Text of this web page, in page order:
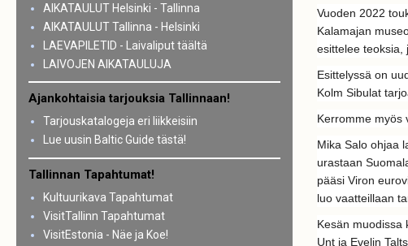
Vuoden 2022
Kalamajan
esittelee teoksia,
Esittelyssä on
Kolm Sibulat
Kerromme myös
Mika Salo ohjaa
urastaan
pääsi Viron
luo vaatteillaan
Kesän muodissa
Unt ja Evelin
AIKATAULUT Helsinki - Tallinna
AIKATAULUT Tallinna - Helsinki
LAEVAPILETID - Laivaliput täältä
LAIVOJEN AIKATAULUJA
Ajankohtaisia tarjouksia Tallinnaan!
Tarjouskatalogeja eri liikkeisiin
Lue uusin Baltic Guide tästä!
Tallinnan Tapahtumat!
Kultuurikava Tapahtumat
VisitTallinn Tapahtumat
VisitEstonia - Näe ja Koe!